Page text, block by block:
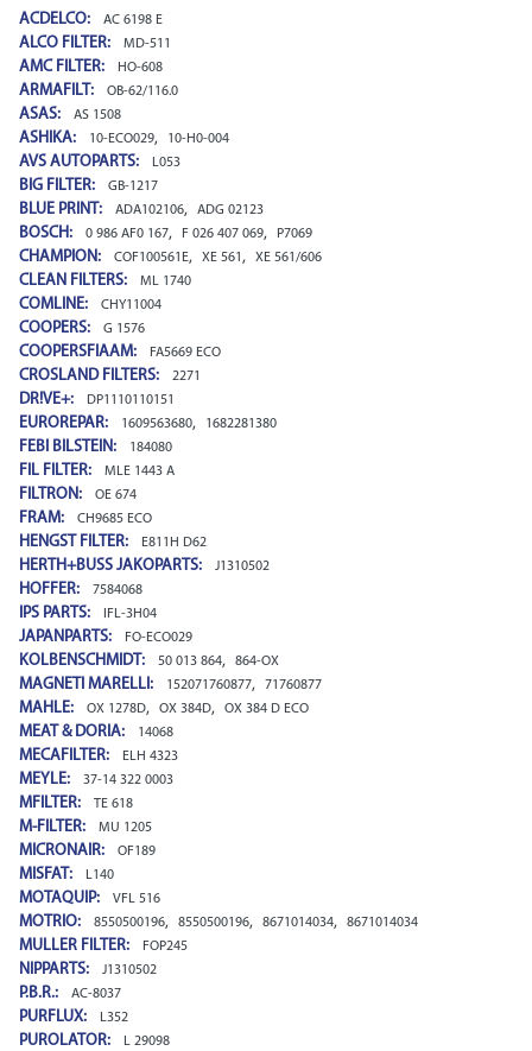
ACDELCO: AC 6198 E
ALCO FILTER: MD-511
AMC FILTER: HO-608
ARMAFILT: OB-62/116.0
ASAS: AS 1508
ASHIKA: 10-ECO029, 10-H0-004
AVS AUTOPARTS: L053
BIG FILTER: GB-1217
BLUE PRINT: ADA102106, ADG 02123
BOSCH: 0 986 AF0 167, F 026 407 069, P7069
CHAMPION: COF100561E, XE 561 , XE 561/606
CLEAN FILTERS: ML 1740
COMLINE: CHY11004
COOPERS: G 1576
COOPERSFIAAM: FA5669 ECO
CROSLAND FILTERS: 2271
DR!VE+: DP1110110151
EUROREPAR: 1609563680, 1682281380
FEBI BILSTEIN: 184080
FIL FILTER: MLE 1443 A
FILTRON: OE 674
FRAM: CH9685 ECO
HENGST FILTER: E811H D62
HERTH+BUSS JAKOPARTS: J1310502
HOFFER: 7584068
IPS PARTS: IFL-3H04
JAPANPARTS: FO-ECO029
KOLBENSCHMIDT: 50 013 864, 864-OX
MAGNETI MARELLI: 152071760877, 71760877
MAHLE: OX 1278D, OX 384D, OX 384 D ECO
MEAT & DORIA: 14068
MECAFILTER: ELH 4323
MEYLE: 37-14 322 0003
MFILTER: TE 618
M-FILTER: MU 1205
MICRONAIR: OF189
MISFAT: L140
MOTAQUIP: VFL 516
MOTRIO: 8550500196, 8550500196, 8671014034, 8671014034
MULLER FILTER: FOP245
NIPPARTS: J1310502
P.B.R.: AC-8037
PURFLUX: L352
PUROLATOR: L 29098